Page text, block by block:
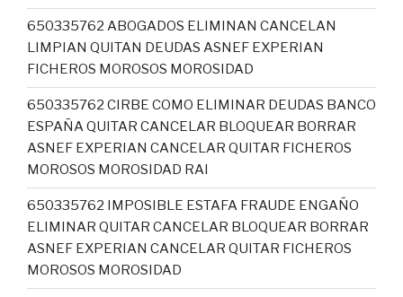
650335762 ABOGADOS ELIMINAN CANCELAN
LIMPIAN QUITAN DEUDAS ASNEF EXPERIAN
FICHEROS MOROSOS MOROSIDAD
650335762 CIRBE COMO ELIMINAR DEUDAS BANCO
ESPAÑA QUITAR CANCELAR BLOQUEAR BORRAR
ASNEF EXPERIAN CANCELAR QUITAR FICHEROS
MOROSOS MOROSIDAD RAI
650335762 IMPOSIBLE ESTAFA FRAUDE ENGAÑO
ELIMINAR QUITAR CANCELAR BLOQUEAR BORRAR
ASNEF EXPERIAN CANCELAR QUITAR FICHEROS
MOROSOS MOROSIDAD